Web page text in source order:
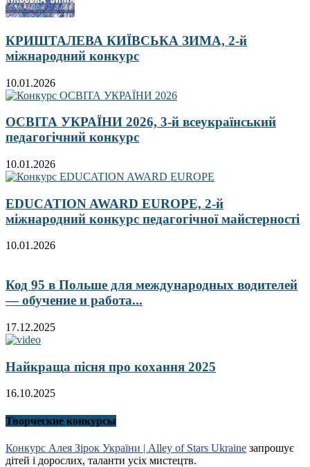
КРИШТАЛЕВА КИЇВСЬКА ЗИМА, 2-й
міжнародний конкурс
10.01.2026
ОСВІТА УКРАЇНИ 2026, 3-й всеукраїнський
педагогічний конкурс
10.01.2026
EDUCATION AWARD EUROPE, 2-й
міжнародний конкурс педагогічної майстерності
10.01.2026
Код 95 в Польше для международных водителей
— обучение и работа...
17.12.2025
Найкраща пісня про кохання 2025
16.10.2025
Творческие конкурсы
Конкурс Алея Зірок України | Alley of Stars Ukraine запрошує
дітей і дорослих, таланти усіх мистецтв.